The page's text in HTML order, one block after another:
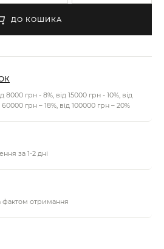
ДО КОШИКА
8000 грн - 8%, від 15000 грн - 10%, від
60000 грн – 18%, від 100000 грн – 20%
за 1-2 дні
фактом отримання